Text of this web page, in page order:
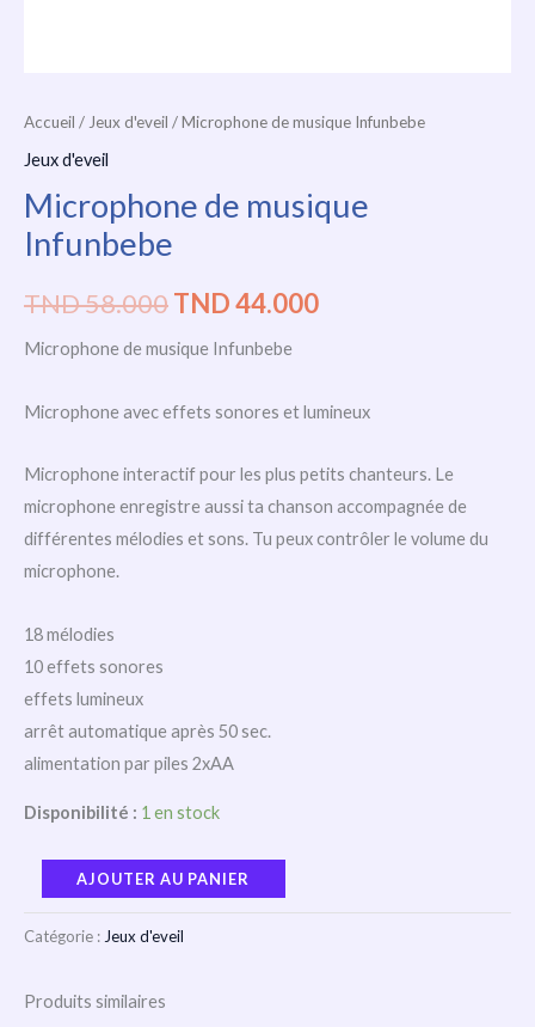
Accueil / Jeux d'eveil / Microphone de musique Infunbebe
Jeux d'eveil
Microphone de musique
Infunbebe
TND58.000TND44.000
Microphone de musique Infunbebe
Microphone avec effets sonores et lumineux
Microphone interactif pour les plus petits chanteurs. Le
microphone enregistre aussi ta chanson accompagnée de
différentes mélodies et sons. Tu peux contrôler le volume du
microphone.
18 mélodies
10 effets sonores
effets lumineux
arrêt automatique après 50 sec.
alimentation par piles 2xAA
Disponibilité : 1 en stock
AJOUTER AU PANIER
Catégorie : Jeux d'eveil
Produits similaires